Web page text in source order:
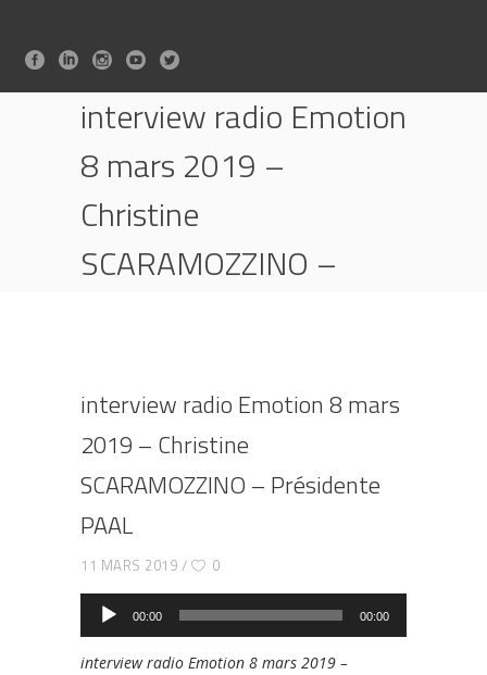
interview radio Emotion
8 mars 2019 –
Christine
SCARAMOZZINO –
INTERVIEW RADIO EMOTION 8 MARS 2019 –
CHRISTINE SCARAMOZZINO – PRÉSIDENTE
PAAL
interview radio Emotion 8 mars
2019 – Christine
SCARAMOZZINO – Présidente
PAAL
11 MARS 2019 0
audio
00:00 00:00
interview radio Emotion 8 mars 2019 –